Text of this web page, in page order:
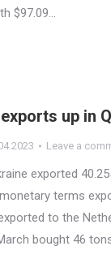
$97.09…
up in
Leave a
exported
terms
to the
bought 46